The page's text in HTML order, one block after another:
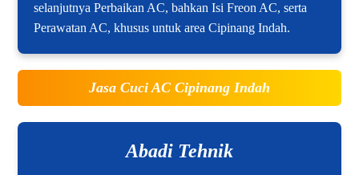
selanjutnya Perbaikan AC, bahkan Isi Freon AC, serta
Perawatan AC, khusus untuk area Cipinang Indah.
Jasa Cuci AC Cipinang Indah
Abadi Tehnik